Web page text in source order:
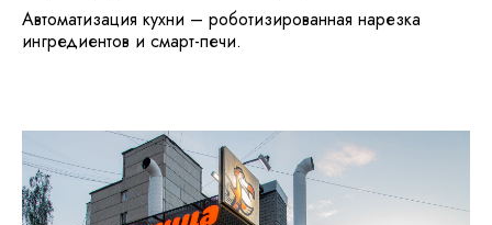
Автоматизация кухни – роботизированная нарезка
ингредиентов и смарт-печи.